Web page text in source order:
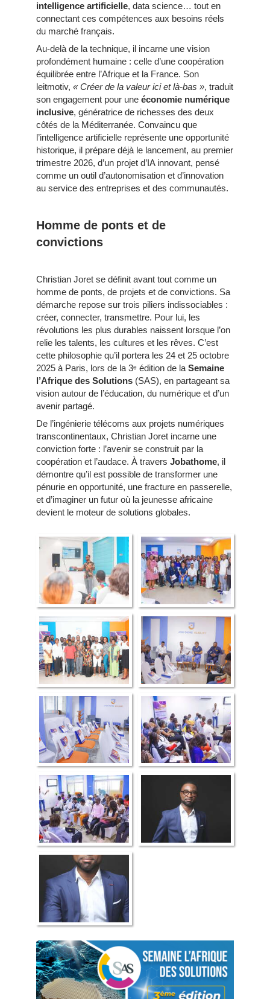
intelligence artificielle, data science… tout en
connectant ces compétences aux besoins réels
du marché français.
Au-delà de la technique, il incarne une vision
profondément humaine : celle d’une coopération
équilibrée entre l’Afrique et la France. Son
leitmotiv, « Créer de la valeur ici et là-bas », traduit
son engagement pour une économie numérique
inclusive, génératrice de richesses des deux
côtés de la Méditerranée. Convaincu que
l’intelligence artificielle représente une opportunité
historique, il prépare déjà le lancement, au premier
trimestre 2026, d’un projet d’IA innovant, pensé
comme un outil d’autonomisation et d’innovation
au service des entreprises et des communautés.
Homme de ponts et de
convictions
Christian Joret se définit avant tout comme un
homme de ponts, de projets et de convictions. Sa
démarche repose sur trois piliers indissociables :
créer, connecter, transmettre. Pour lui, les
révolutions les plus durables naissent lorsque l’on
relie les talents, les cultures et les rêves. C’est
cette philosophie qu’il portera les 24 et 25 octobre
2025 à Paris, lors de la 3ᵉ édition de la Semaine
l’Afrique des Solutions (SAS), en partageant sa
vision autour de l’éducation, du numérique et d’un
avenir partagé.
De l’ingénierie télécoms aux projets numériques
transcontinentaux, Christian Joret incarne une
conviction forte : l’avenir se construit par la
coopération et l’audace. À travers Jobathome, il
démontre qu’il est possible de transformer une
pénurie en opportunité, une fracture en passerelle,
et d’imaginer un futur où la jeunesse africaine
devient le moteur de solutions globales.